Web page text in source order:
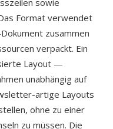
sowie
Format verwendet
zusammen
verpackt. Ein
Layout —
unabhängig auf
artige Layouts
ohne zu einer
zu müssen. Die